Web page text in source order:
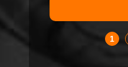
1